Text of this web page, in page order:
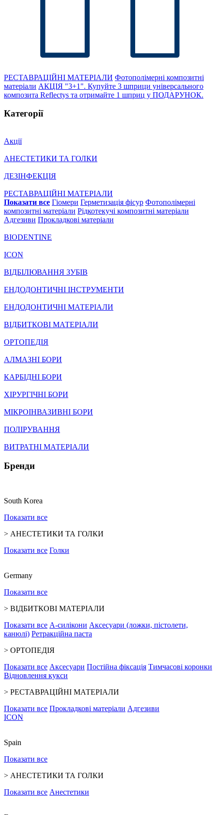
РЕСТАВРАЦІЙНІ МАТЕРІАЛИ Фотополімерні композитні
матеріали АКЦІЯ "3+1". Купуйте 3 шприци універсального
композита Reflectys та отримайте 1 шприц у ПОДАРУНОК.
Категорії
Акції
АНЕСТЕТИКИ ТА ГОЛКИ
ДЕЗІНФЕКЦІЯ
РЕСТАВРАЦІЙНІ МАТЕРІАЛИ
Показати все Гіомери Герметизація фісур Фотополімерні
композитні матеріали Рідкотекучі композитні матеріали
Адгезиви Прокладкові матеріали
BIODENTINE
ICON
ВІДБІЛЮВАННЯ ЗУБІВ
ЕНДОДОНТИЧНІ ІНСТРУМЕНТИ
ЕНДОДОНТИЧНІ МАТЕРІАЛИ
ВІДБИТКОВІ МАТЕРІАЛИ
ОРТОПЕДІЯ
АЛМАЗНІ БОРИ
КАРБІДНІ БОРИ
ХІРУРГІЧНІ БОРИ
МІКРОІНВАЗИВНІ БОРИ
ПОЛІРУВАННЯ
ВИТРАТНІ МАТЕРІАЛИ
Бренди
South Korea
Показати все
> АНЕСТЕТИКИ ТА ГОЛКИ
Показати все Голки
Germany
Показати все
> ВІДБИТКОВІ МАТЕРІАЛИ
Показати все А-силікони Аксесуари (ложки, пістолети,
канюлі) Ретракційна паста
> ОРТОПЕДІЯ
Показати все Аксесуари Постійна фіксація Тимчасові коронки
Відновлення кукси
> РЕСТАВРАЦІЙНІ МАТЕРІАЛИ
Показати все Прокладкові матеріали Адгезиви
ICON
Spain
Показати все
> АНЕСТЕТИКИ ТА ГОЛКИ
Показати все Анестетики